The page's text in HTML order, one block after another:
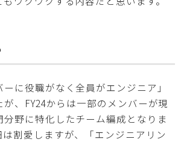
に役職がなく全員がエンジニア」
が、FY24からは一部のメンバーが現
野に特化したチーム編成となりま
は割愛しますが、「エンジニアリン